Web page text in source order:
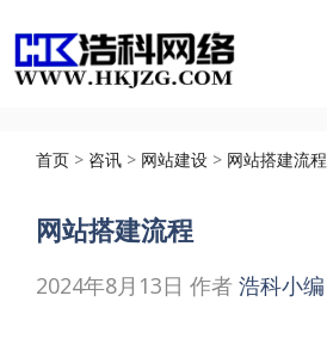
至
首页 > 咨讯 > 网站建设 > 网站搭建流程
网站搭建流程
2024年8月13日 作者 浩科小编